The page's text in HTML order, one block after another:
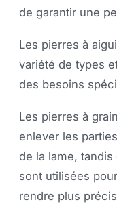
de garantir une
Les pierres à
variété de types
des besoins
Les pierres à
enlever les
de la lame,
sont utilisées
rendre plus